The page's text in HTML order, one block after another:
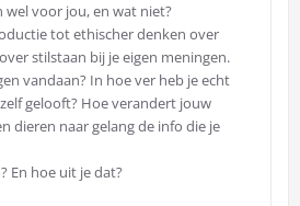
wel voor jou, en wat niet?
tot ethischer denken over
stilstaan bij je eigen meningen.
vandaan? In hoe ver heb je echt
gelooft? Hoe verandert jouw
dieren naar gelang de info die je
En hoe uit je dat?